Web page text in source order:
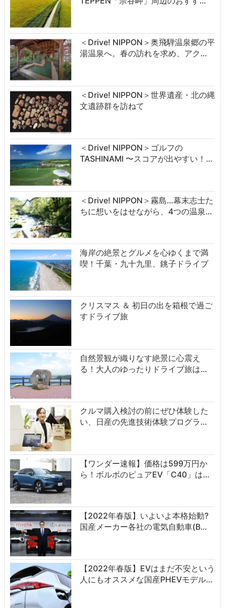
＜Drive! NIPPON＞奥飛騨温泉郷の平
湯温泉へ。春の訪れを求め、アク…
＜Drive! NIPPON＞世界遺産・北の縄
文遺跡群を訪ねて
＜Drive! NIPPON＞ゴルフの
TASHINAMI 〜スコアが出やすい！…
＜Drive! NIPPON＞霧島…幕末志士た
ちに想いをはせながら、4つの温泉…
海岸の絶景とグルメを心ゆくまで満
喫！千葉・九十九里、銚子ドライブ
クリスマス ＆ 初日の出を箱根で過ご
すドライブ旅
自然景観が織りなす絶景に心震え
る！大人のゆったりドライブ旅は…
クルマ購入検討の前にぜひ体験した
い、日産の先進技術体験プログラ…
【ワンダー速報】価格は599万円か
ら！ボルボのピュアEV「C40」は…
【2022年春版】いよいよ本格始動?
国産メーカー各社の電気自動車(B…
【2022年春版】EVはまだ不安という
人にもオススメな国産PHEVモデル…